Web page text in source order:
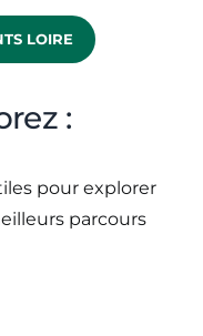
LOIRE
:
pour explorer
parcours